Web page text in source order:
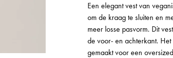
Een elegant vest van
om de kraag te sluiten en
meer losse pasvorm. Dit
de voor- en achterkant. Het
gemaakt voor een